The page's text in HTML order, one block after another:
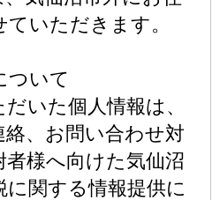
いただきます。
ついて
いた個人情報は、
、お問い合わせ対
様へ向けた気仙沼
関する情報提供に